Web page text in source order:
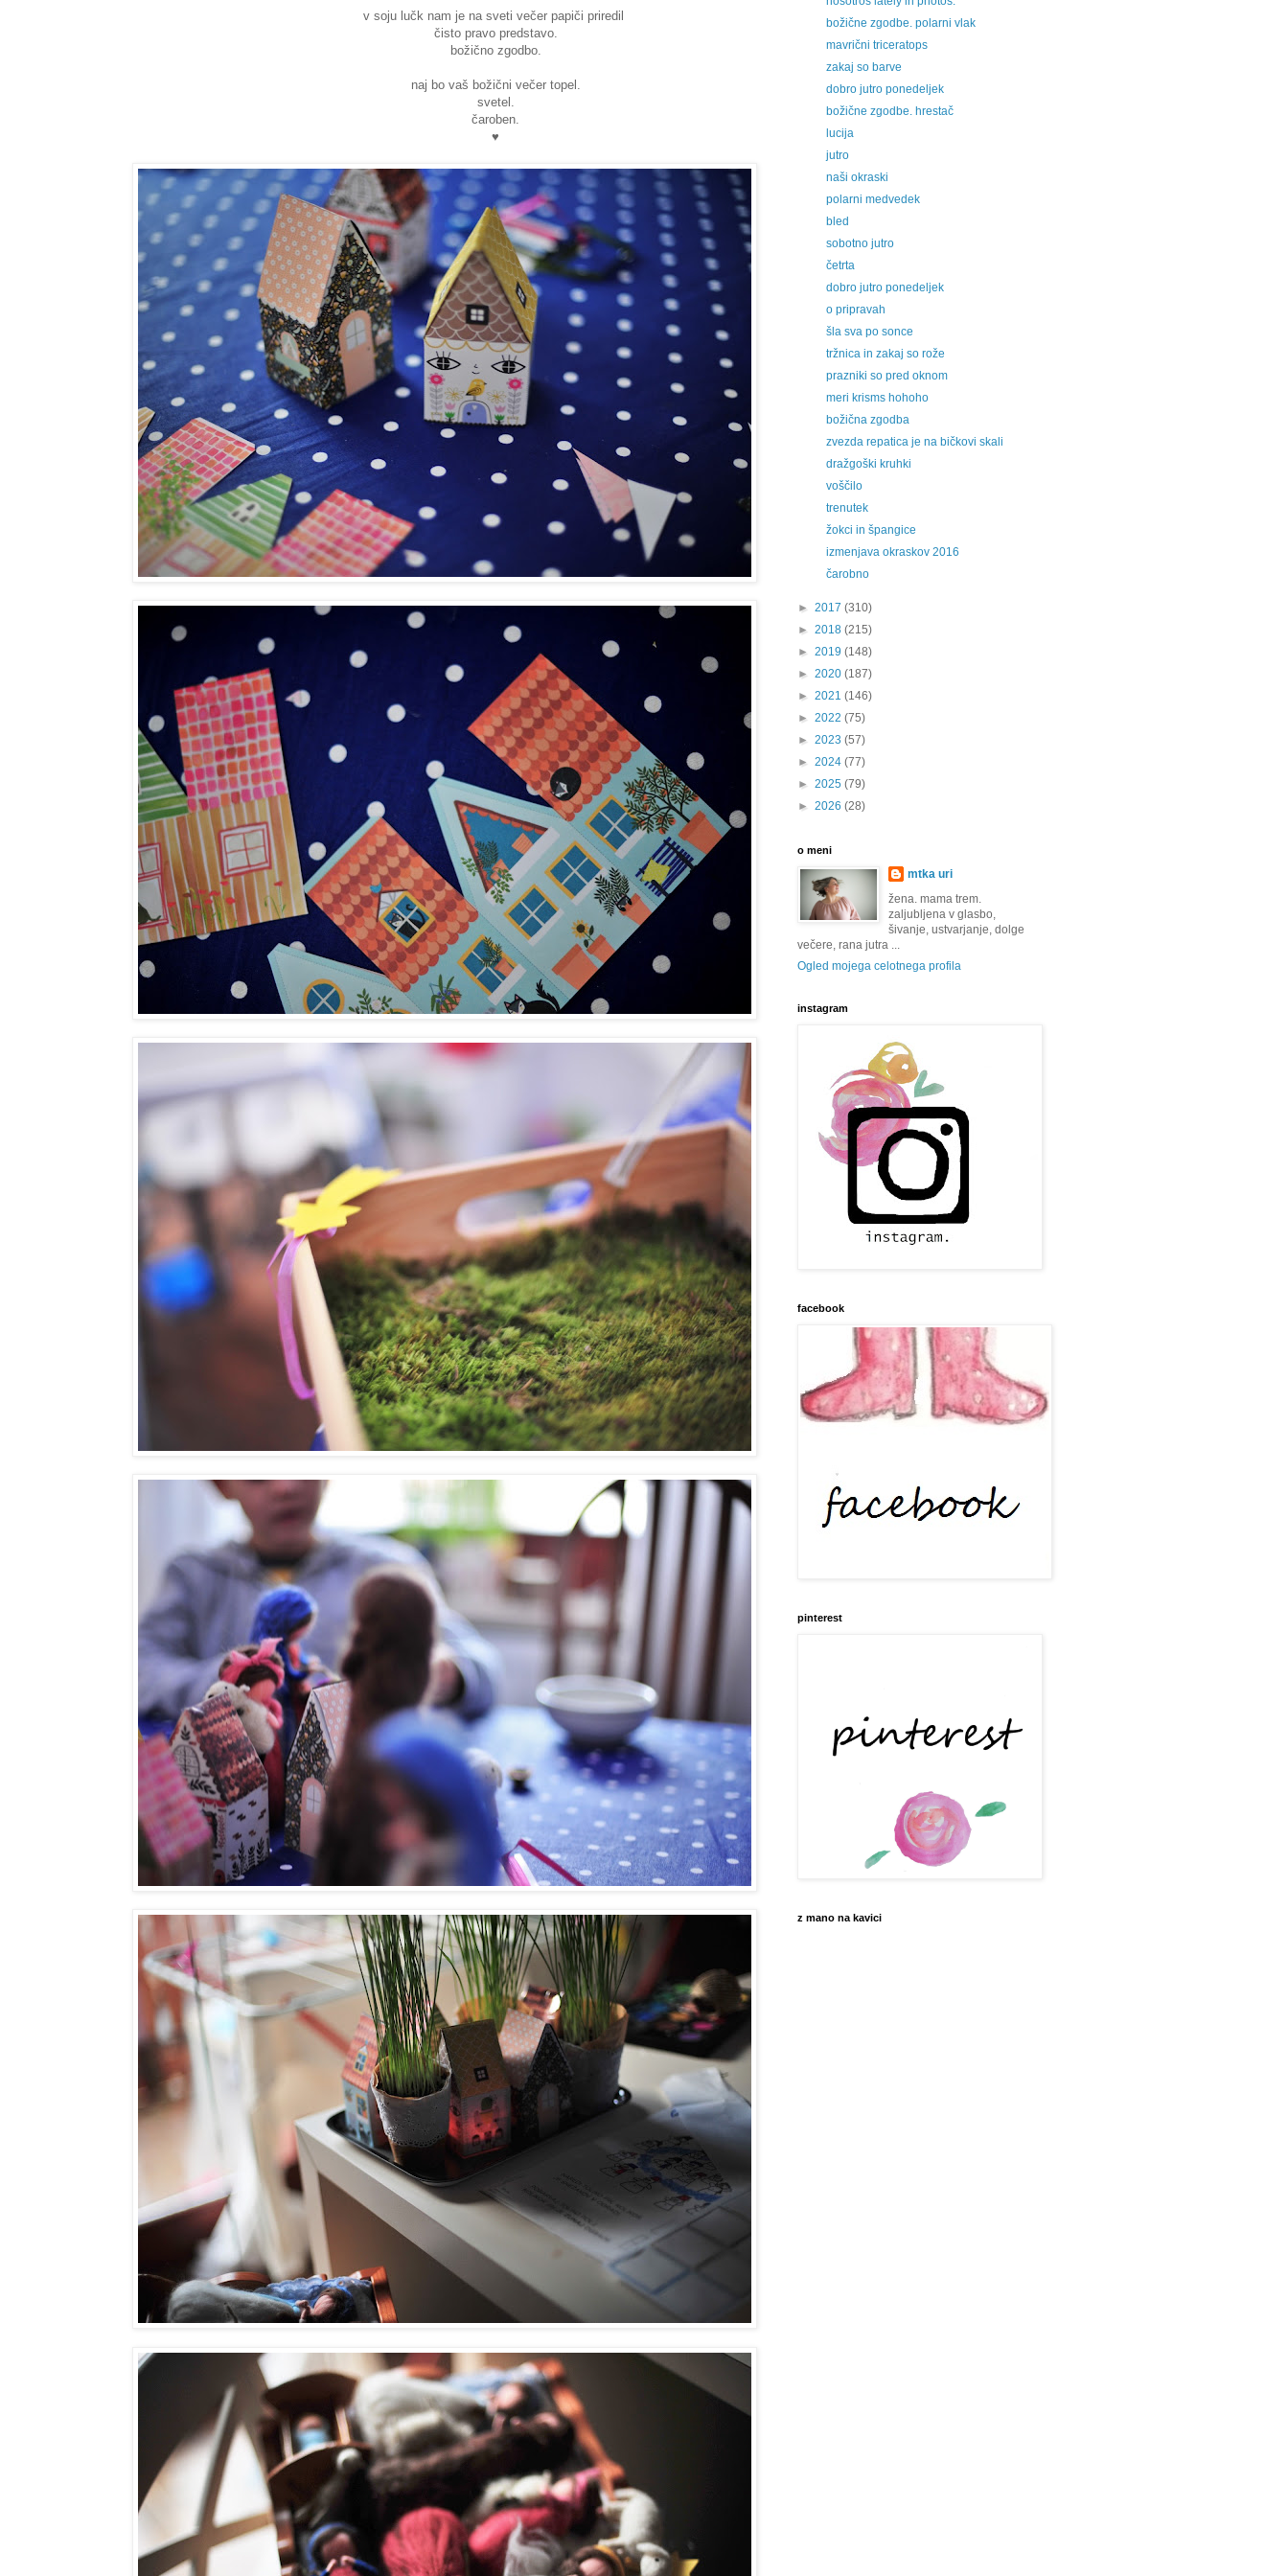
v soju lučk nam je na sveti večer papiči priredil
čisto pravo predstavo.
božično zgodbo.
naj bo vaš božični večer topel.
svetel.
čaroben.
♥
božične zgodbe. polarni vlak
mavrični triceratops
zakaj so barve
dobro jutro ponedeljek
božične zgodbe. hrestač
lucija
jutro
naši okraski
polarni medvedek
bled
sobotno jutro
četrta
dobro jutro ponedeljek
o pripravah
šla sva po sonce
tržnica in zakaj so rože
prazniki so pred oknom
meri krisms hohoho
božična zgodba
zvezda repatica je na bičkovi skali
dražgoški kruhki
voščilo
trenutek
žokci in špangice
izmenjava okraskov 2016
čarobno
► 2017 (310)
► 2018 (215)
► 2019 (148)
► 2020 (187)
► 2021 (146)
► 2022 (75)
► 2023 (57)
► 2024 (77)
► 2025 (79)
► 2026 (28)
o meni
mtka uri
žena. mama trem.
zaljubljena v glasbo,
šivanje, ustvarjanje, dolge
večere, rana jutra ...
Ogled mojega celotnega profila
instagram
facebook
pinterest
z mano na kavici